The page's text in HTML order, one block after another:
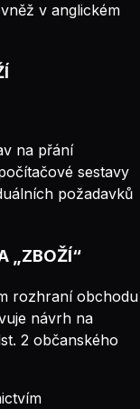
v anglickém
na přání
sestavy
požadavků
„ZBOŽÍ“
rozhraní obchodu
návrh na
2 občanského